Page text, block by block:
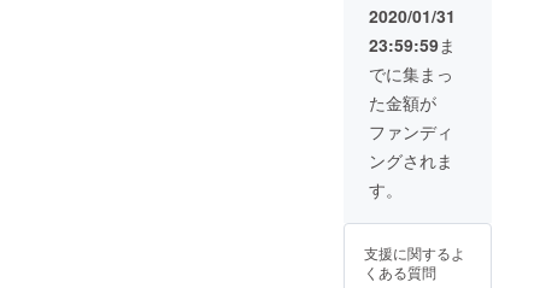
2020/01/31
23:59:59ま
でに集まっ
た金額が
ファンディ
ングされま
す。
支援に関するよ
くある質問